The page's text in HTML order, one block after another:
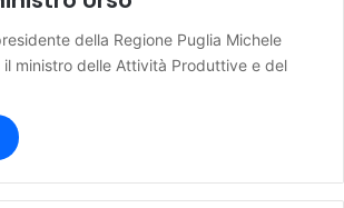
della Regione Puglia Michele
il ministro delle Attività Produttive e del